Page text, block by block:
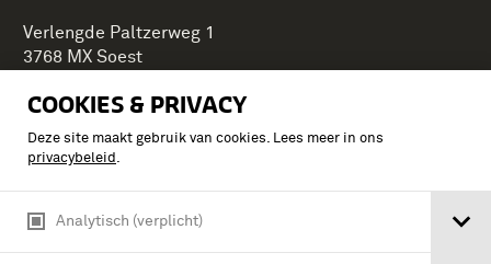
COOKIES & PRIVACY
Deze site maakt gebruik van cookies. Lees meer in ons
privacybeleid .
Analytisch (verplicht)
Verlengde Paltzerweg 1
3768 MX Soest
Onderdeel van Stichting Koninklijke Defensiemusea,